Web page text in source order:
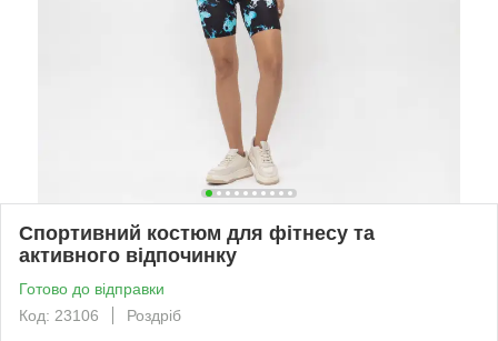
Спортивний костюм для фітнесу та
активного відпочинку
Готово до відправки
Код: 23106
Роздріб